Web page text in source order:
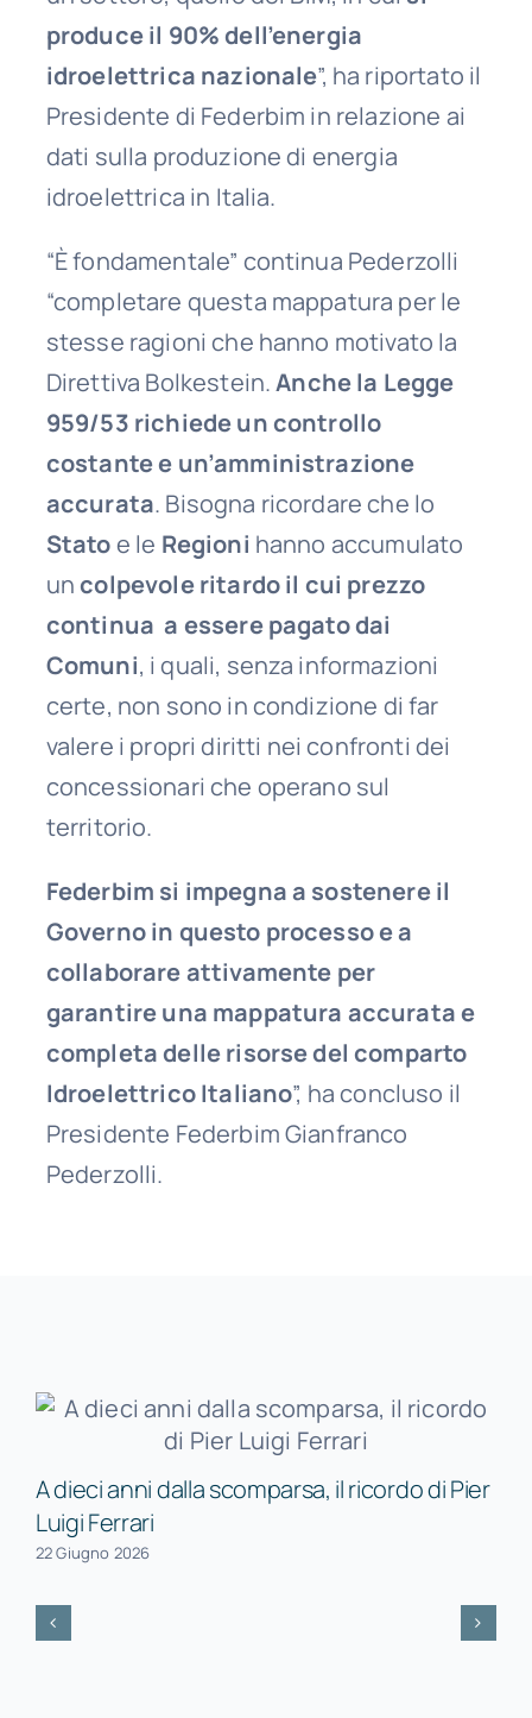
produce il 90% dell’energia
idroelettrica nazionale”, ha riportato il
Presidente di Federbim in relazione ai
dati sulla produzione di energia
idroelettrica in Italia.
“È fondamentale” continua Pederzolli
“completare questa mappatura per le
stesse ragioni che hanno motivato la
Direttiva Bolkestein.Anche la Legge
959/53 richiede un controllo
costante e un’amministrazione
accurata. Bisogna ricordare che lo
Statoe le Regioni hanno accumulato
uncolpevole ritardo il cui prezzo
continua a essere pagato dai
Comuni, i quali, senza informazioni
certe, non sono in condizione di far
valere i propri diritti nei confronti dei
concessionari che operano sul
territorio.
Federbim si impegna a sostenere il
Governo in questo processo e a
collaborare attivamente per
garantire una mappatura accurata e
completa delle risorse del comparto
Idroelettrico Italiano”, ha concluso il
Presidente Federbim Gianfranco
Pederzolli.
A dieci anni dalla scomparsa, il ricordo di Pier
Luigi Ferrari
22 Giugno 2026